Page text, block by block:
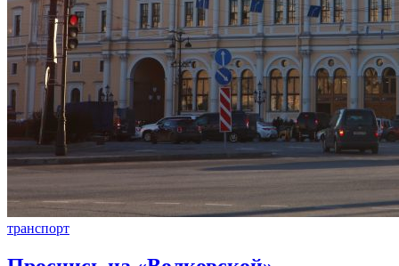
транспорт